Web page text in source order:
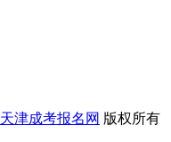
天津成考报名网 版权所有